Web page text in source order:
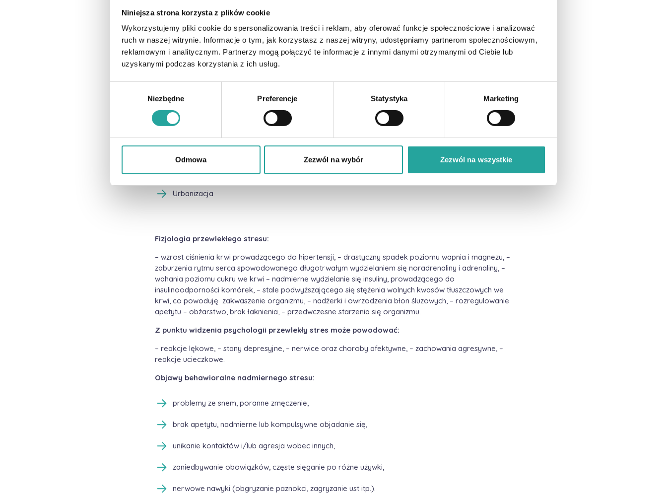
Niniejsza strona korzysta z plików cookie
Wykorzystujemy pliki cookie do spersonalizowania treści i reklam, aby oferować funkcje społecznościowe i analizować
ruch w naszej witrynie. Informacje o tym, jak korzystasz z naszej witryny, udostępniamy partnerom społecznościowym,
reklamowym i analitycznym. Partnerzy mogą połączyć te informacje z innymi danymi otrzymanymi od Ciebie lub
uzyskanymi podczas korzystania z ich usług.
d
Niezbędne Preferencje Statystyka Marketing
Odmowa Zezwól na wybór Zezwól na wszystkie
Szybkie tempo życia
Stosowanie różnego rodzaju używek
Chemizacja rolnictwa
Mechanizacja
Większy poziom hałasu i promieniowania
Industrializacja
Urbanizacja
Fizjologia przewlekłego stresu:
– wzrost ciśnienia krwi prowadzącego do hipertensji, – drastyczny spadek poziomu wapnia i magnezu, –
zaburzenia rytmu serca spowodowanego długotrwałym wydzielaniem się noradrenaliny i adrenaliny, –
wahania poziomu cukru we krwi – nadmierne wydzielanie się insuliny, prowadzącego do
insulinoodporności komórek, – stale podwyższającego się stężenia wolnych kwasów tłuszczowych we
krwi, co powoduję zakwaszenie organizmu, – nadżerki i owrzodzenia błon śluzowych, – rozregulowanie
apetytu – obżarstwo, brak łaknienia, – przedwczesne starzenia się organizmu.
Z punktu widzenia psychologii przewlekły stres może powodować:
– reakcje lękowe, – stany depresyjne, – nerwice oraz choroby afektywne, – zachowania agresywne, –
reakcje ucieczkowe.
Objawy behawioralne nadmiernego stresu:
problemy ze snem, poranne zmęczenie,
brak apetytu, nadmierne lub kompulsywne objadanie się,
unikanie kontaktów i/lub agresja wobec innych,
zaniedbywanie obowiązków, częste sięganie po różne używki,
nerwowe nawyki (obgryzanie paznokci, zagryzanie ust itp.).